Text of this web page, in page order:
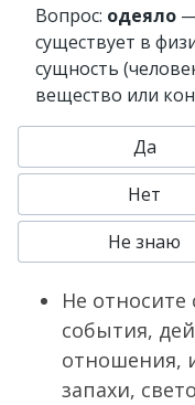
Вопрос: одеяло
существует в
сущность
вещество или
Да
Нет
Не знаю
Не относите
события,
отношения,
запахи,